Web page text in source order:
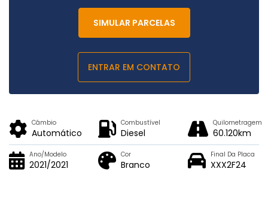
SIMULAR PARCELAS
ENTRAR EM CONTATO
Câmbio
Automático
Combustível
Diesel
Quilometragem
60.120km
Ano/Modelo
2021/2021
Cor
Branco
Final Da Placa
XXX2F24